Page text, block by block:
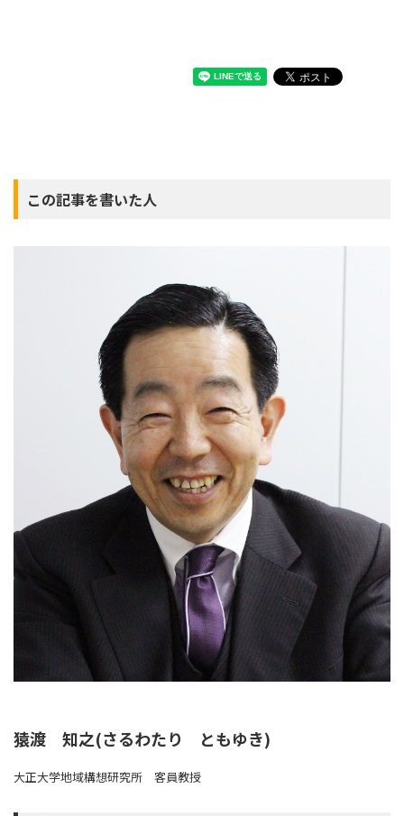
この記事を書いた人
猿渡 知之(さるわたり ともゆき)
大正大学地域構想研究所 客員教授